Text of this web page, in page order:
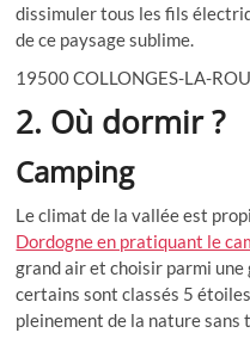
dissimuler tous les fils
de ce paysage sublime.
19500 COLLONGES-LA-
2. Où dormir ?
Camping
Le climat de la vallée est
Dordogne en pratiquant le
grand air et choisir parmi
certains sont classés 5
pleinement de la nature